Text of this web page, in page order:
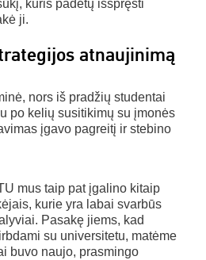
kuris padėtų išspręsti
ji.
atnaujinimą
nors iš pradžių studentai
po kelių susitikimų su įmonės
įgavo pagreitį ir stebino
mus taip pat įgalino kitaip
kurie yra labai svarbūs
Pasakę jiems, kad
su universitetu, matėme
buvo naujo, prasmingo